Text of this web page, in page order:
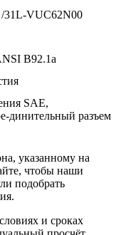
31L-VUC62N00
B92.1a
SAE,
динительный разъем
указанному на
чтобы наши
подобрать
и сроках